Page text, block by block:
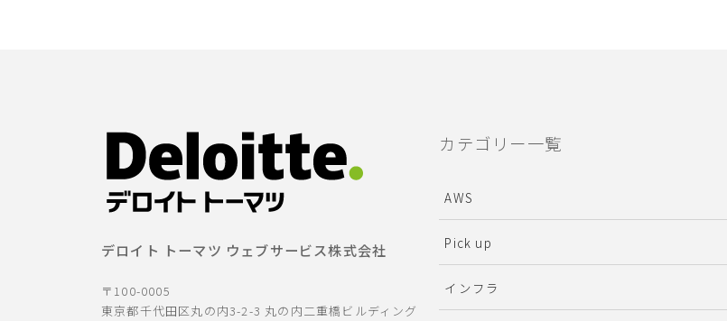
デロイト トーマツ ウェブサービス株式会社
〒100-0005
東京都千代田区丸の内3-2-3 丸の内二重橋ビルディング
カテゴリー一覧
AWS
Pick up
インフラ